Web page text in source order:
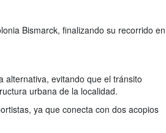
Bismarck, finalizando su recorrido en
alternativa, evitando que el tránsito
urbana de la localidad.
ya que conecta con dos acopios